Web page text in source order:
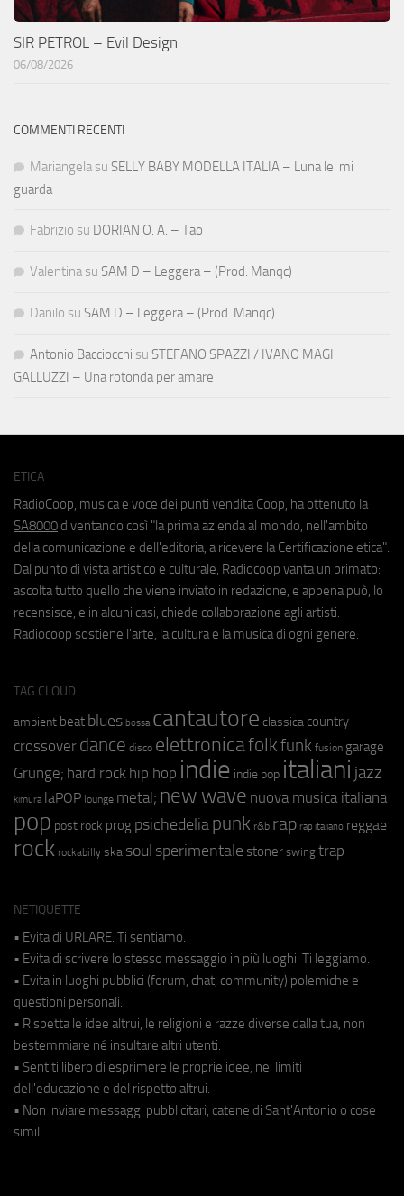
SIR PETROL – Evil Design
06/08/2026
COMMENTI RECENTI
Mariangela su SELLY BABY MODELLA ITALIA – Luna lei mi
guarda
Fabrizio su DORIAN O. A. – Tao
Valentina su SAM D – Leggera – (Prod. Manqc)
Danilo su SAM D – Leggera – (Prod. Manqc)
Antonio Bacciocchi su STEFANO SPAZZI / IVANO MAGI
GALLUZZI – Una rotonda per amare
ETICA
RadioCoop, musica e voce dei punti vendita Coop, ha ottenuto la
SA8000 diventando così "la prima azienda al mondo, nell'ambito
della comunicazione e dell'editoria, a ricevere la Certificazione etica".
Dal punto di vista artistico e culturale, Radiocoop vanta un primato:
ascolta tutto quello che viene inviato in redazione, e appena può, lo
recensisce, e in alcuni casi, chiede collaborazione agli artisti.
Radiocoop sostiene l'arte, la cultura e la musica di ogni genere.
TAG CLOUD
ambient beat blues bossa cantautore classica country
crossover dance disco elettronicafolkfunk fusion garage
Grunge; hard rock hip hop indie indie pop italiani jazz
kimura laPOP lounge metal; new wave nuova musica italiana
pop post rock prog psichedeliapunk r&b rap rap italiano reggae
rock rockabilly ska soul sperimentale stoner swing trap
NETIQUETTE
• Evita di URLARE. Ti sentiamo.
• Evita di scrivere lo stesso messaggio in più luoghi. Ti leggiamo.
• Evita in luoghi pubblici (forum, chat, community) polemiche e
questioni personali.
• Rispetta le idee altrui, le religioni e razze diverse dalla tua, non
bestemmiare né insultare altri utenti.
• Sentiti libero di esprimere le proprie idee, nei limiti
dell'educazione e del rispetto altrui.
• Non inviare messaggi pubblicitari, catene di Sant'Antonio o cose
simili.